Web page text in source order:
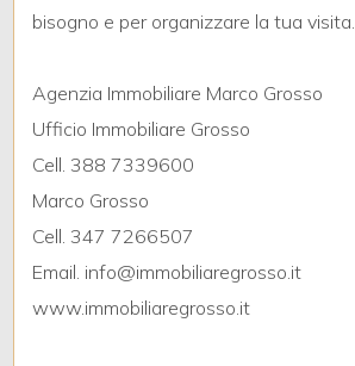
bisogno e per organizzare la tua visita.
Agenzia Immobiliare Marco Grosso
Ufficio Immobiliare Grosso
Cell. 388 7339600
Marco Grosso
Cell. 347 7266507
Email. info@immobiliaregrosso.it
www.immobiliaregrosso.it
Camere
minime